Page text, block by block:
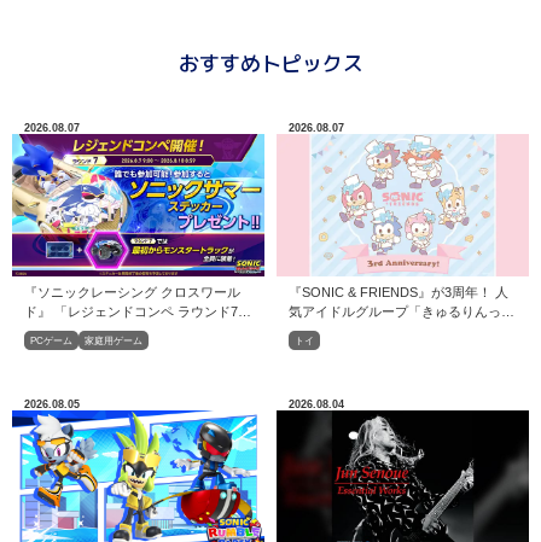
おすすめトピックス
2026.08.07
PCゲーム 家庭用ゲーム
『ソニックレーシング クロスワール
ド』 「レジェンドコンペ ラウンド7」
開催！
2026.08.07
トイ
『SONIC & FRIENDS』が3周年！ 人
気アイドルグループ「きゅるりんって
してみて」との特別企画！
2026.08.05 2026.08.04